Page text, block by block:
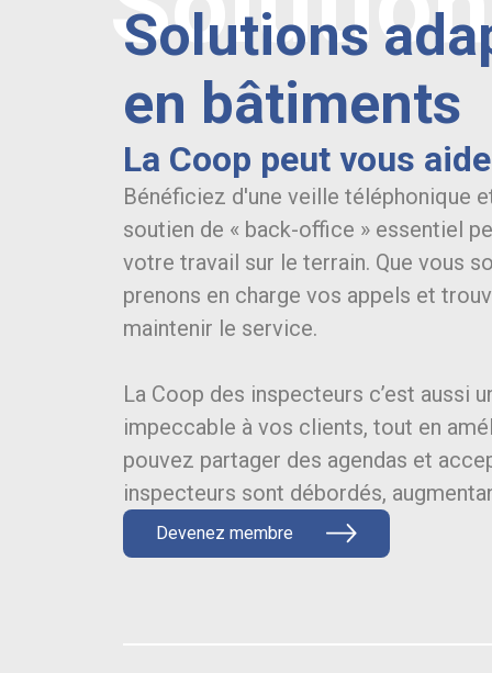
Solutions
en bâtiments
La Coop peut vous
Bénéficiez d'une veille téléphonique
soutien de « back-office » essentiel
votre travail sur le terrain. Que vous
prenons en charge vos appels et
maintenir le service.
La Coop des inspecteurs c’est aussi
impeccable à vos clients, tout en
pouvez partager des agendas et
inspecteurs sont débordés,
Devenez membre